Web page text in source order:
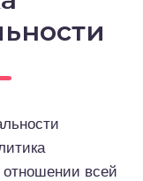
отношении всей